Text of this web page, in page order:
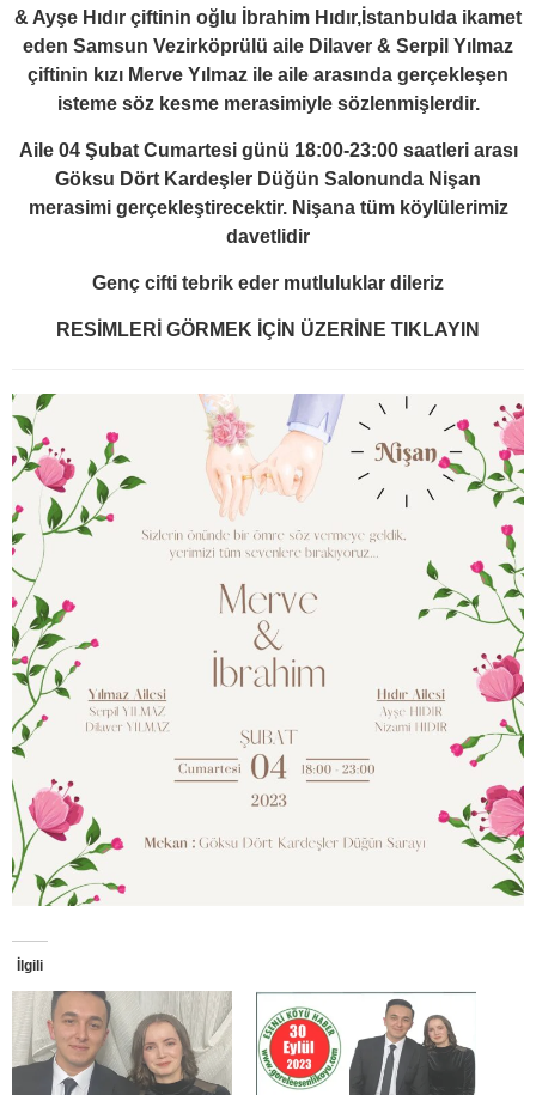
& Ayşe Hıdır çiftinin oğlu İbrahim Hıdır,İstanbulda ikamet
eden Samsun Vezirköprülü aile Dilaver & Serpil Yılmaz
çiftinin kızı Merve Yılmaz ile aile arasında gerçekleşen
isteme söz kesme merasimiyle sözlenmişlerdir.
Aile 04 Şubat Cumartesi günü 18:00-23:00 saatleri arası
Göksu Dört Kardeşler Düğün Salonunda Nişan
merasimi gerçekleştirecektir. Nişana tüm köylülerimiz
davetlidir
Genç cifti tebrik eder mutluluklar dileriz
RESİMLERİ GÖRMEK İÇİN ÜZERİNE TIKLAYIN
İlgili